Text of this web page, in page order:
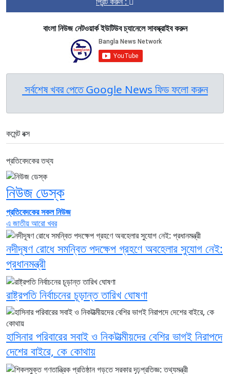
বাংলা নিউজ নেটওয়ার্ক ইউটিউব চ্যানেলে সাবস্ক্রাইব করুন
সর্বশেষ খবর পেতে Google News ফিড ফলো করুন
কমেন্ট বক্স
প্রতিবেদকের তথ্য
নিউজ ডেস্ক
প্রতিবেদকের সকল নিউজ
এ জাতীয় আরো খবর
নদীদূষণ রোধে সমন্বিত পদক্ষেপ গ্রহণে অবহেলার সুযোগ নেই:
প্রধানমন্ত্রী
রাষ্ট্রপতি নির্বাচনের চূড়ান্ত তারিখ ঘোষণা
হাসিনার পরিবারের সবাই ও নিকটাত্মীয়দের বেশির ভাগই নিরাপদে
দেশের বাইরে, কে কোথায়